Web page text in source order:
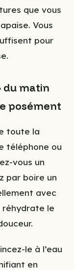
que vous
Vous
pour
du matin
posément
toute la
téléphone ou
vous un
par boire un
avec
réhydrate le
le à l’eau
en